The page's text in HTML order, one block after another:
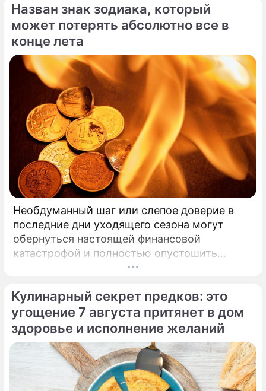
Назван знак зодиака, который
может потерять абсолютно все в
конце лета
Необдуманный шаг или слепое доверие в
последние дни уходящего сезона могут
обернуться настоящей финансовой
катастрофой и полностью опустошить
кошелек. Известная шаманка и ясновидящая
экстренным предупреждением для всех, кто
привык легкомысленно относиться к своим
сбережениям.
Кулинарный секрет предков: это
угощение 7 августа притянет в дом
здоровье и исполнение желаний